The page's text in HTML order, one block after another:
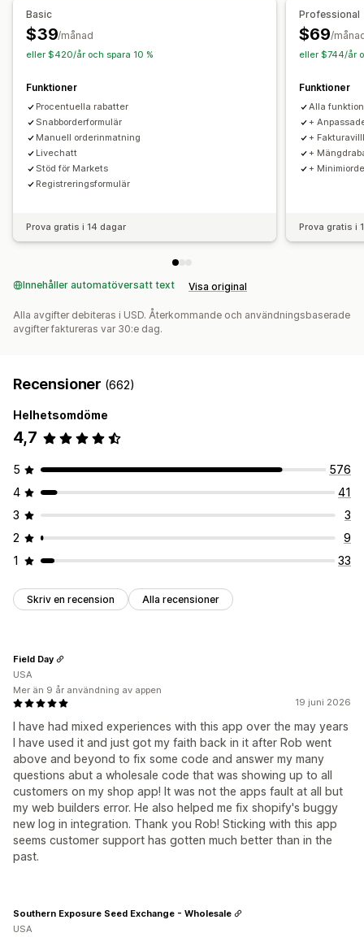
Orderformulär
Minimiorder
Ordergränser
Basic
$39/månad
eller $420/år och spara 10 %
Funktioner
Procentuella rabatter
Snabborderformulär
Manuell orderinmatning
Livechatt
Stöd för Markets
Registreringsformulär
Prova gratis i 14 dagar
Professional
$69/
eller $744/år
Funktioner
Alla
+
+
+
+
Prova gratis i
Innehåller automatöversatt text Visa original
Alla avgifter debiteras i USD. Återkommande och användningsbaserade
avgifter faktureras var 30:e dag.
Recensioner (662)
Helhetsomdöme
4,7
5
576
4
41
3
3
2
9
1
33
Skriv en recension Alla recensioner
19 juni 2026
I have had mixed experiences with this app over the may years
I have used it and just got my faith back in it after Rob went
above and beyond to fix some code and answer my many
questions abut a wholesale code that was showing up to all
customers on my shop app! It was not the apps fault at all but
my web builders error. He also helped me fix shopify's buggy
new log in integration. Thank you Rob! Sticking with this app
seems customer support has gotten much better than in the
past.
Field Day
USA
Mer än 9 år användning av appen
Southern Exposure Seed Exchange - Wholesale
USA